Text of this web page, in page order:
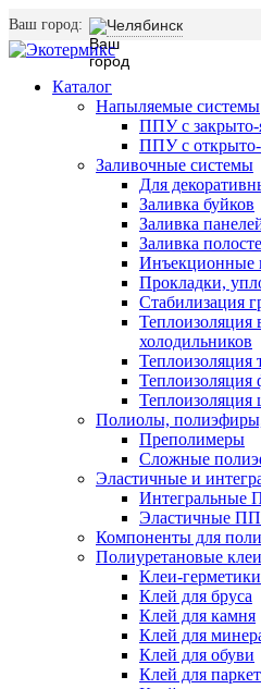
Ваш город: Челябинск
Каталог
Напыляемые системы
ППУ с закрыто-
ППУ с открыто-
Заливочные системы
Для
Заливка буйков
Заливка
Заливка
Инъекционные
Прокладки,
Стабилизация
Теплоизоляция
холодильников
Теплоизоляция
Теплоизоляция
Теплоизоляция
Полиолы,
Преполимеры
Сложные
Эластичные и
Интегральные
Эластичные
Компоненты для
Полиуретановые клеи
Клеи-герметики
Клей для бруса
Клей для камня
Клей для
Клей для обуви
Клей для